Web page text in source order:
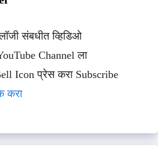
संबधीत व्हिडिओ
Channel ला
Icon प्रेस करा Subscribe
करा